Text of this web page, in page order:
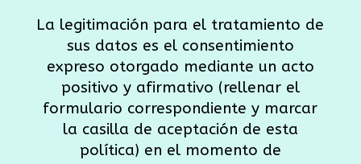
La legitimación para el tratamiento de
sus datos es el consentimiento
expreso otorgado mediante un acto
positivo y afirmativo (rellenar el
formulario correspondiente y marcar
la casilla de aceptación de esta
política) en el momento de